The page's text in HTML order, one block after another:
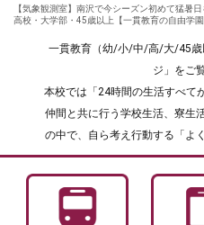
【気象観測室】南沢で今シーズン初めて猛暑
高校・大学部・45歳以上【一貫教育の自由学園
一貫教育（幼/小/中/高/大/45歳
ジ」をご
本校では「24時間の生活すべて
仲間と共に行う学校生活、寮生
の中で、自ら考え行動する「よ